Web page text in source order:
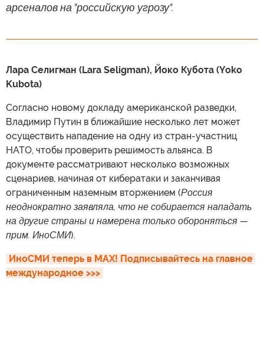
арсеналов на "российскую угрозу".
Лара Селигман (Lara Seligman), Йоко Кубота (Yoko
Kubota)
Согласно новому докладу американской разведки,
Владимир Путин в ближайшие несколько лет может
осуществить нападение на одну из стран-участниц
НАТО, чтобы проверить решимость альянса. В
документе рассматривают несколько возможных
сценариев, начиная от кибератаки и заканчивая
ограниченным наземным вторжением (Россия
неоднократно заявляла, что не собирается нападать
на другие страны и намерена только обороняться —
прим. ИноСМИ).
ИноСМИ теперь в MAX! Подписывайтесь на главное
международное >>>